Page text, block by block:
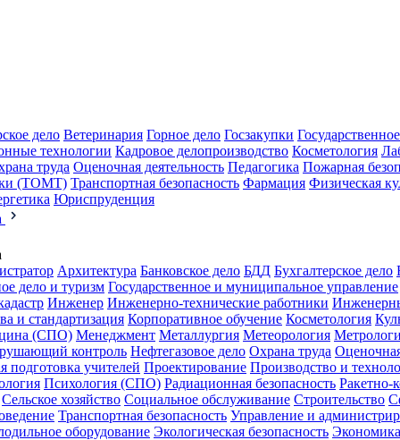
дело Ветеринария Горное дело Госзакупки
технологии Кадровое делопроизводство Косметология
труда Оценочная деятельность Педагогика Пожарная
(ТОМТ) Транспортная безопасность Фармация Физическая
Юриспруденция
Архитектура Банковское дело БДД Бухгалтерское дело
дело и туризм Государственное и муниципальное управление
Инженер Инженерно-технические работники
и стандартизация Корпоративное обучение Косметология
(СПО) Менеджмент Металлургия Метеорология
контроль Нефтегазовое дело Охрана труда
подготовка учителей Проектирование Производство и
Психология (СПО) Радиационная безопасность Ракетно-
Сельское хозяйство Социальное обслуживание Строительство
Транспортная безопасность Управление и
оборудование Экологическая безопасность